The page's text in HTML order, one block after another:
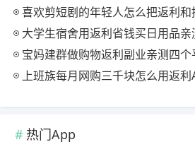
喜欢剪短剧的年轻人怎么把返利
大学生宿舍用返利省钱买日用品
宝妈建群做购物返利副业亲测四
上班族每月网购三千块怎么用返
热门App